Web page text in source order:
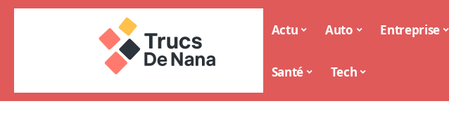
Actu Auto Entreprise
Santé Tech